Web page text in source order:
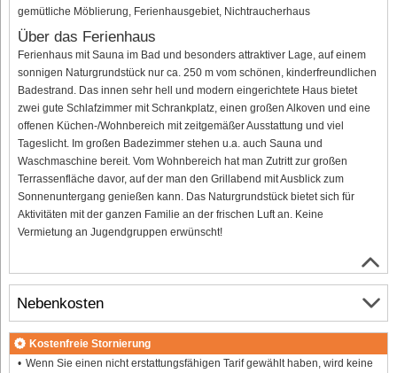
gemütliche Möblierung, Ferienhausgebiet, Nichtraucherhaus
Über das Ferienhaus
Ferienhaus mit Sauna im Bad und besonders attraktiver Lage, auf einem
sonnigen Naturgrundstück nur ca. 250 m vom schönen, kinderfreundlichen
Badestrand. Das innen sehr hell und modern eingerichtete Haus bietet
zwei gute Schlafzimmer mit Schrankplatz, einen großen Alkoven und eine
offenen Küchen-/Wohnbereich mit zeitgemäßer Ausstattung und viel
Tageslicht. Im großen Badezimmer stehen u.a. auch Sauna und
Waschmaschine bereit. Vom Wohnbereich hat man Zutritt zur großen
Terrassenfläche davor, auf der man den Grillabend mit Ausblick zum
Sonnenuntergang genießen kann. Das Naturgrundstück bietet sich für
Aktivitäten mit der ganzen Familie an der frischen Luft an. Keine
Vermietung an Jugendgruppen erwünscht!
Nebenkosten
Kostenfreie Stornierung
Wenn Sie einen nicht erstattungsfähigen Tarif gewählt haben, wird keine